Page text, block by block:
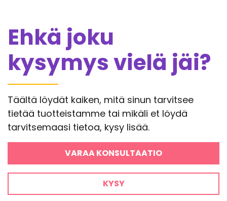
Ehkä joku
kysymys vielä jäi?
Täältä löydät kaiken, mitä sinun tarvitsee
tietää tuotteistamme tai mikäli et löydä
tarvitsemaasi tietoa, kysy lisää.
VARAA KONSULTAATIO
KYSY